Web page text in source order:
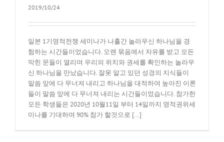
2019/10/24
일본 1기영적전쟁 세미나가 나흘간 놀라우신 하나님을 경
험하는 시간들이었습니다. 오랜 묶음에서 자유를 받고 모든
막힌 문들이 열리며 우리의 위치와 권세를 확인하는 놀라우
신 하나님을 만났습니다. 잘못 알고 있던 성경의 지식들이
말씀 앞에 다 무너져 내리고 하나님을 대적하여 높아진 이론
들이 말씀 앞에 다 무너져 내리는 시간들이었습니다. 참가한
모든 학생들은 2020년 10월11일 부터 14일까지 영적권위세
미나를 기대하며 90% 참가 할것으로 [...]